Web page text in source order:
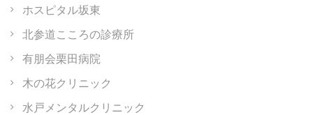
ホスピタル坂東
北参道こころの診療所
有朋会栗田病院
木の花クリニック
水戸メンタルクリニック